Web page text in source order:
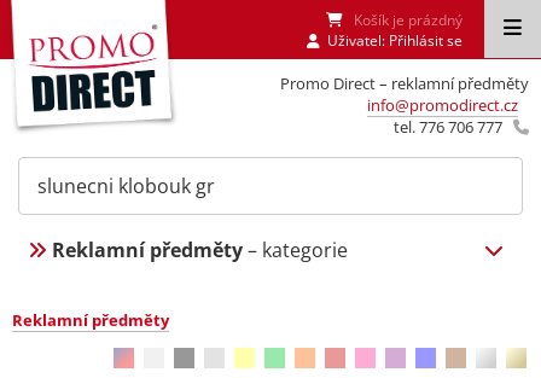
Promo Direct – reklamní předměty
info@promodirect.cz
tel. 776 706 777
Košík je prázdný
Uživatel: Přihlásit se
Reklamní předměty– kategorie
Reklamní předměty